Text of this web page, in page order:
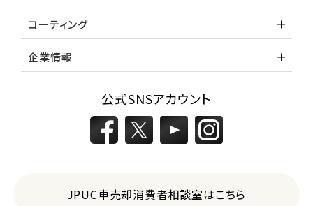
コーティング
企業情報
公式SNSアカウント
JPUC車売却消費者相談室はこちら